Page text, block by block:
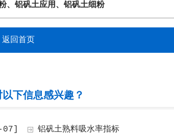
、 铝矾土应用、 铝矾土细粉
返回首页
下信息感兴趣？
铝矾土熟料吸水率指标